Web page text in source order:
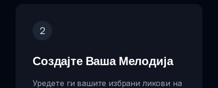
2
Создајте Ваша Мелодија
Уредете ги вашите избрани ликови на